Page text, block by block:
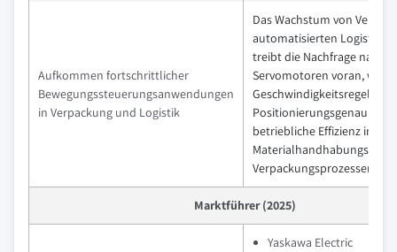
Aufkommen fortschrittlicher
Bewegungssteuerungsanwendungen
in Verpackung und Logistik
Das Wachstum von
automatisierten
treibt die Nachfrage nach
Servomotoren voran, was
Geschwindigkeitsregelung,
betriebliche Effizienz in
Materialhandhabungs- und
Verpackungsprozessen
Marktführer (2025)
Yaskawa Electric